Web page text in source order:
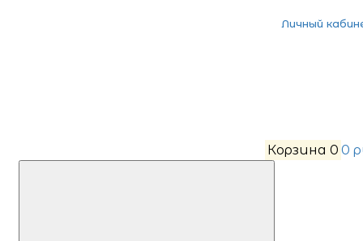
Личный
Корзина 0 0